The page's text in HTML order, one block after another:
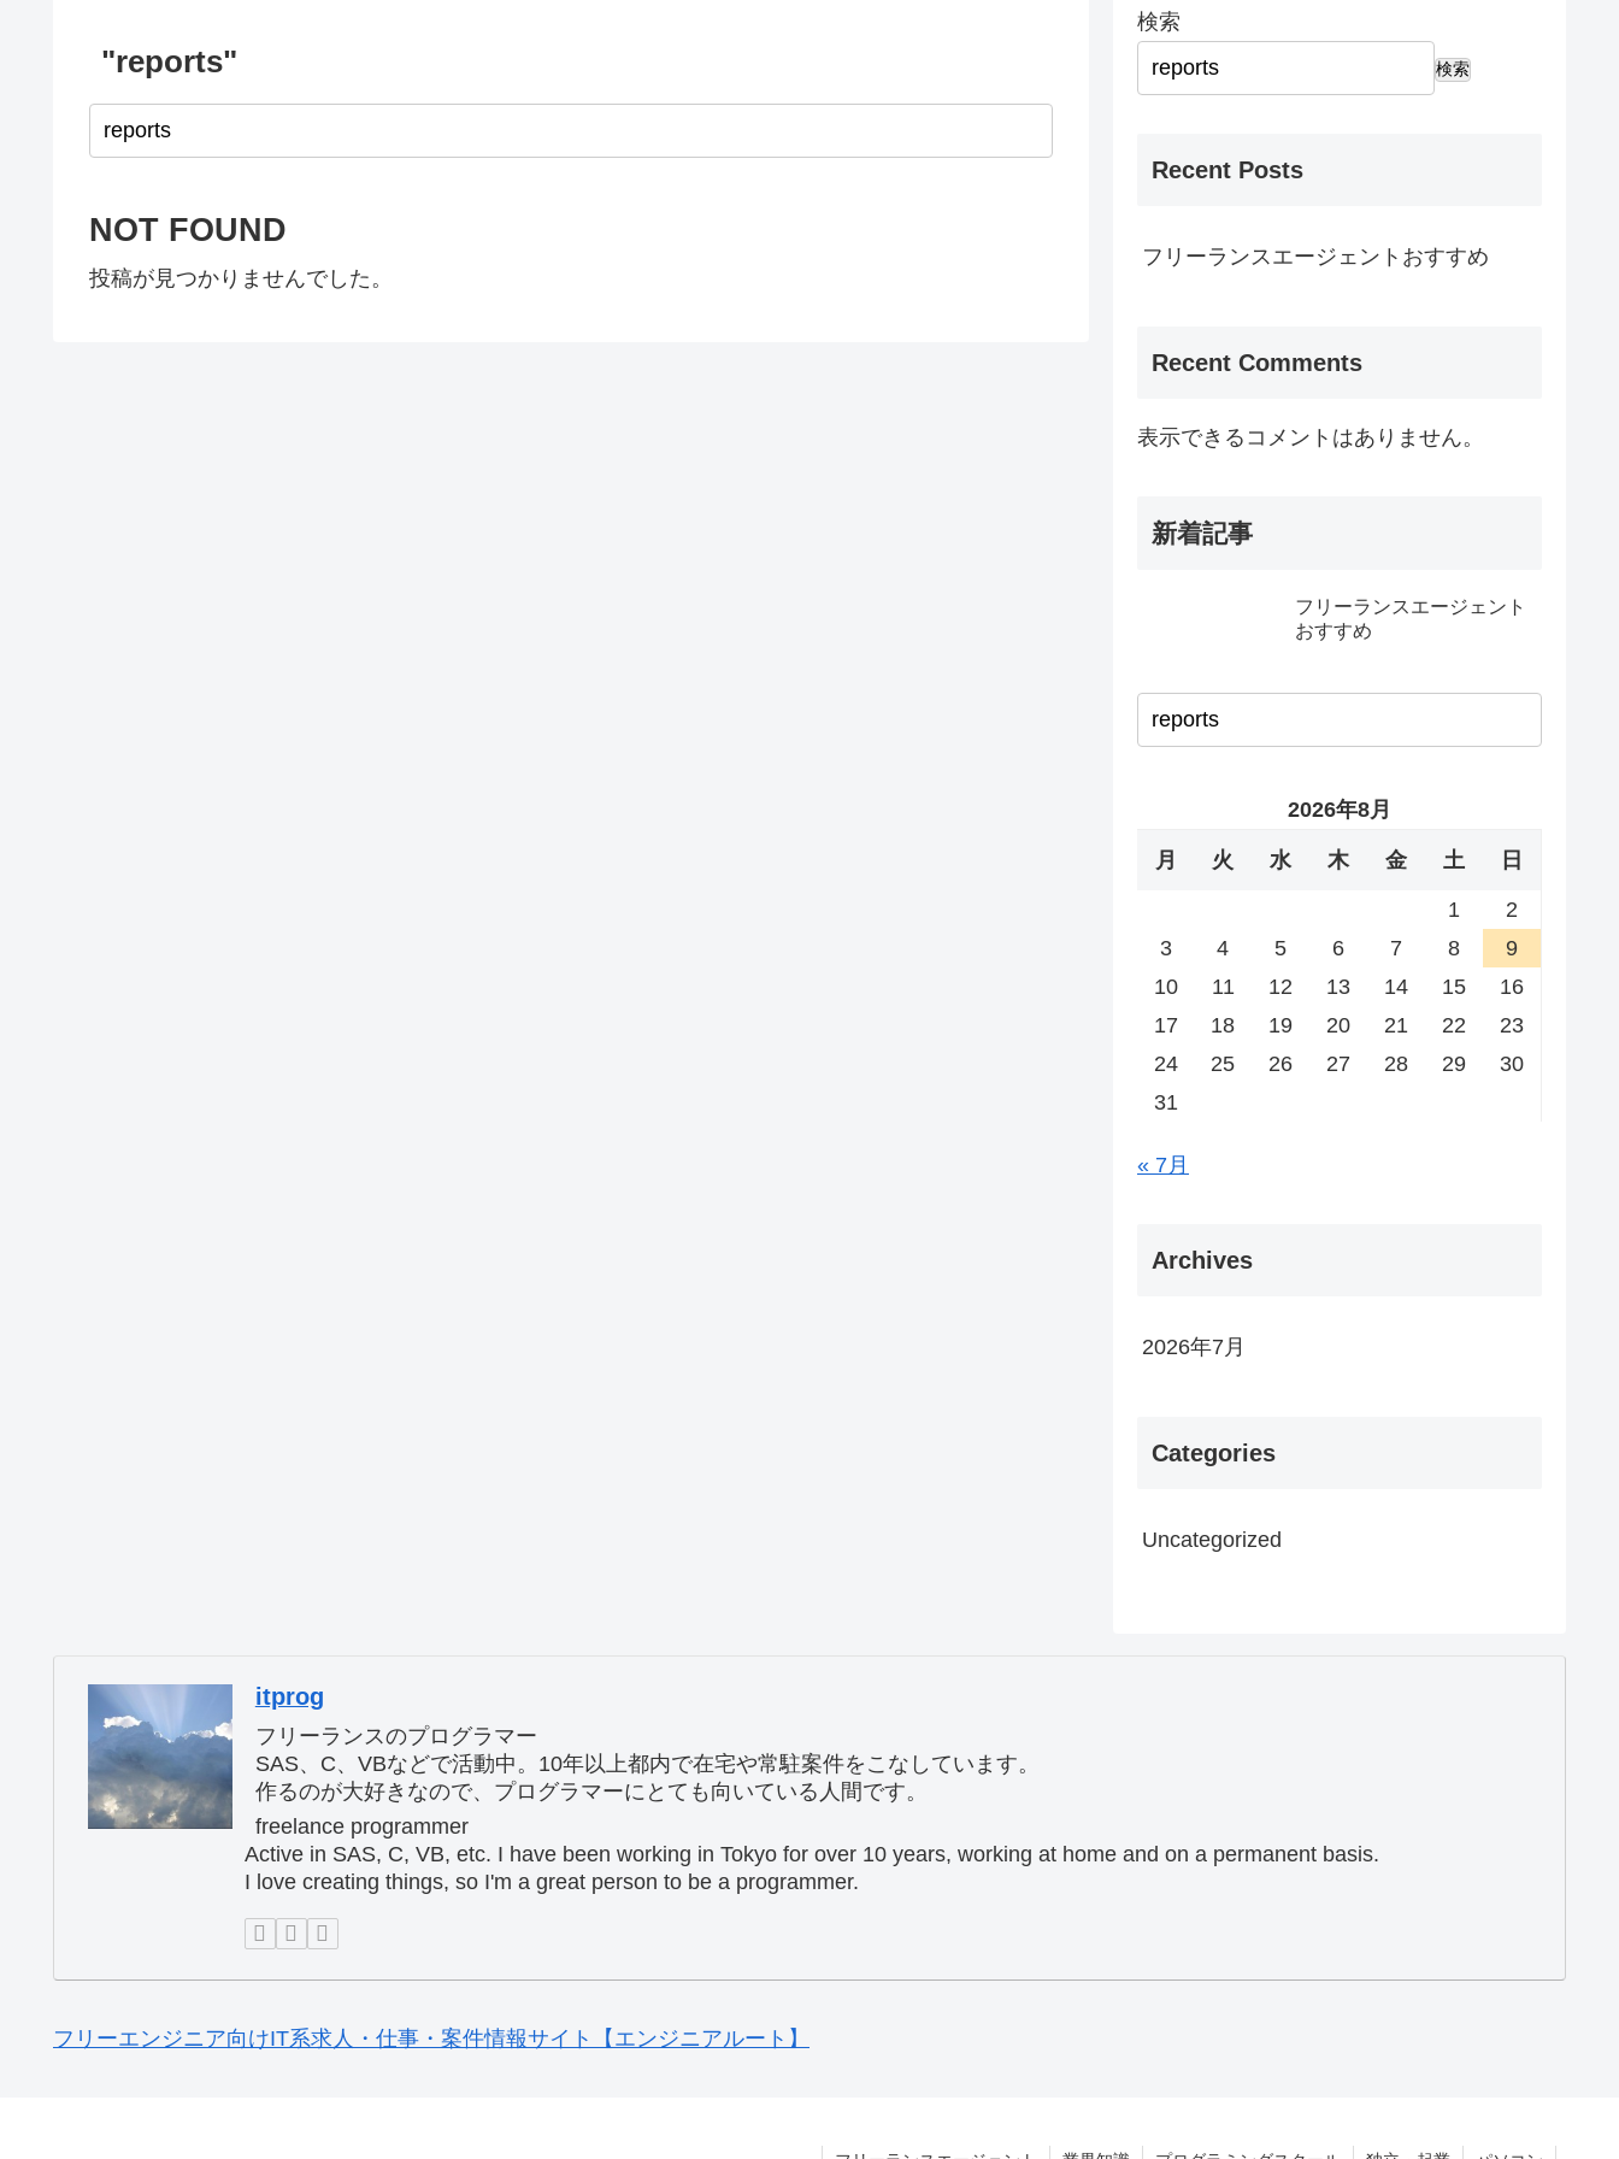
"reports"
NOT FOUND
投稿が見つかりませんでした。
検索
検索
Recent Posts
フリーランスエージェントおすすめ
Recent Comments
表示できるコメントはありません。
新着記事
フリーランスエージェント
おすすめ
2026年8月
月 火 水 木 金 土 日
1
2
3
4 5 6 7 8
9
10
11 12 13 14 15
16
17
18 19 20 21 22
23
24
25 26 27 28 29
30
31
« 7月
Archives
2026年7月
Categories
Uncategorized
itprog
フリーランスのプログラマー
SAS、C、VBなどで活動中。10年以上都内で在宅や常駐案件をこなしています。
作るのが大好きなので、プログラマーにとても向いている人間です。
freelance programmer
Active in SAS, C, VB, etc. I have been working in Tokyo for over 10 years, working at home and on a permanent basis.
I love creating things, so I'm a great person to be a programmer.
フリーエンジニア向けIT系求人・仕事・案件情報サイト【エンジニアルート】